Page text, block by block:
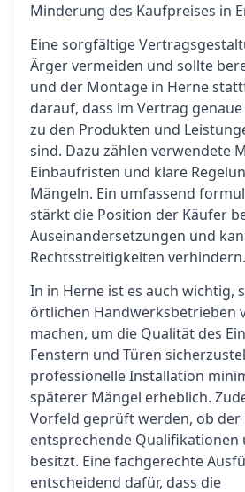
Minderung des Kaufpreises in
Eine sorgfältige
Ärger vermeiden und sollte
und der Montage in Herne
darauf, dass im Vertrag
zu den Produkten und
sind. Dazu zählen verwendete
Einbaufristen und klare
Mängeln. Ein umfassend
stärkt die Position der Käufer
Auseinandersetzungen und
Rechtsstreitigkeiten verhindern.
In in Herne ist es auch wichtig,
örtlichen Handwerksbetrieben
machen, um die Qualität des
Fenstern und Türen
professionelle Installation
späterer Mängel erheblich.
Vorfeld geprüft werden, ob
entsprechende Qualifikationen
besitzt. Eine fachgerechte
entscheidend dafür, dass die